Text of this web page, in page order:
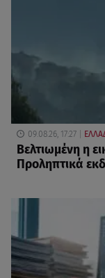
09.08.26, 17:27
Βελτιωμένη η
Προληπτικά